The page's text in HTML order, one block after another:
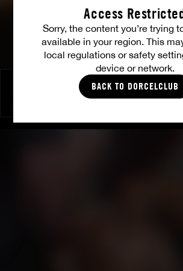
Access
Sorry, the content you’re trying
available in your region. This
local regulations or safety
device or network.
BACK TO DORCELCLUB
Freundinnen-Tausch
ALYSSA REECE
TIFFANY TATUM